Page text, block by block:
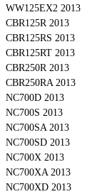
WW125EX2 2013
CBR125R 2013
CBR125RS 2013
CBR125RT 2013
CBR250R 2013
CBR250RA 2013
NC700D 2013
NC700S 2013
NC700SA 2013
NC700SD 2013
NC700X 2013
NC700XA 2013
NC700XD 2013